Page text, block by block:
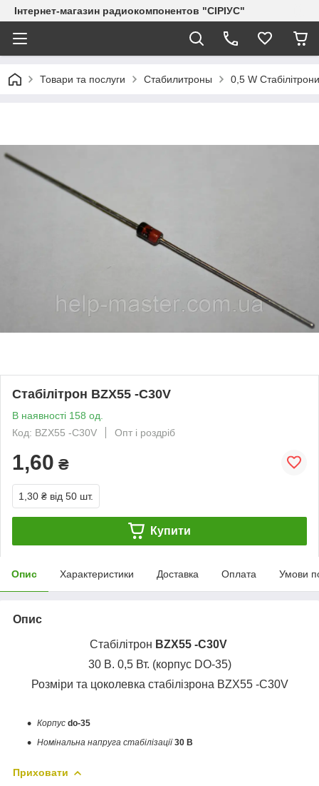
Інтернет-магазин радиокомпонентов "СІРІУС"
Товари та послуги Стабилитроны 0,5 W
Стабілітрон BZX55 -C30V
В наявності 158 од.
Код: BZX55 -C30V
Опт і роздріб
1,60 ₴
1,30 ₴ від 50 шт.
Купити
Опис Характеристики Доставка Оплата Умови
Опис
Стабілітрон BZX55 -C30V
30 В. 0,5 Вт. (корпус DO-35)
Розміри та цоколевка стабілізрона BZX55 -C30V
Корпус do-35
Номінальна напруга стабілізації30 В
Приховати